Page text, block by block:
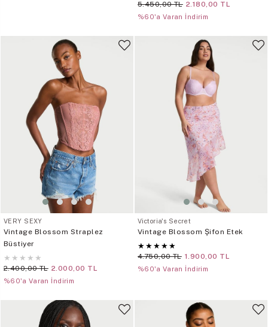
5.450,00 TL 2.180,00 TL
%60'a Varan İndirim
VERY SEXY
Vintage Blossom Straplez
Büstiyer
★ ★ ★ ★ ★
2.400,00 TL 2.000,00 TL
%60'a Varan İndirim
Victoria's Secret
Vintage Blossom Şifon Etek
★ ★ ★ ★ ★
4.750,00 TL 1.900,00 TL
%60'a Varan İndirim